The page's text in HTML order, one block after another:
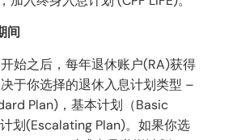
间
始之后，每年退休账户(RA)获得
于你选择的退休入息计划类型 –
Plan)，基本计划（Basic
划(Escalating Plan)。如果你选